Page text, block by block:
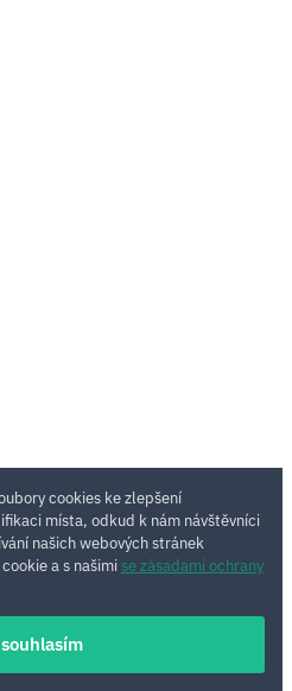
cookies ke zlepšení
místa, odkud k nám návštěvníci
našich webových stránek
a s našimi se zásadami ochrany